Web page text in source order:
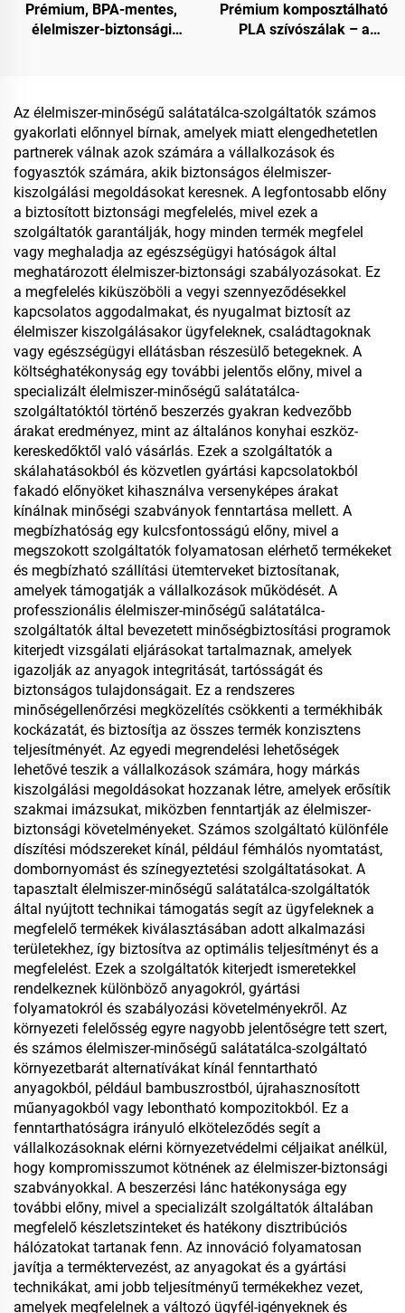
Prémium, BPA-mentes,
élelmiszer-biztonsági
élelmiszer-tárolásra
Prémium komposztálható
PLA szívószálak – a
Az élelmiszer-minőségű salátatálca-szolgáltatók számos
gyakorlati előnnyel bírnak, amelyek miatt elengedhetetlen
partnerek válnak azok számára a vállalkozások és
fogyasztók számára, akik biztonságos élelmiszer-
kiszolgálási megoldásokat keresnek. A legfontosabb előny
a biztosított biztonsági megfelelés, mivel ezek a
szolgáltatók garantálják, hogy minden termék megfelel
vagy meghaladja az egészségügyi hatóságok által
meghatározott élelmiszer-biztonsági szabályozásokat. Ez
a megfelelés kiküszöböli a vegyi szennyeződésekkel
kapcsolatos aggodalmakat, és nyugalmat biztosít az
élelmiszer kiszolgálásakor ügyfeleknek, családtagoknak
vagy egészségügyi ellátásban részesülő betegeknek. A
költséghatékonyság egy további jelentős előny, mivel a
specializált élelmiszer-minőségű salátatálca-
szolgáltatóktól történő beszerzés gyakran kedvezőbb
árakat eredményez, mint az általános konyhai eszköz-
kereskedőktől való vásárlás. Ezek a szolgáltatók a
skálahatásokból és közvetlen gyártási kapcsolatokból
fakadó előnyöket kihasználva versenyképes árakat
kínálnak minőségi szabványok fenntartása mellett. A
megbízhatóság egy kulcsfontosságú előny, mivel a
megszokott szolgáltatók folyamatosan elérhető termékeket
és megbízható szállítási ütemterveket biztosítanak,
amelyek támogatják a vállalkozások működését. A
professzionális élelmiszer-minőségű salátatálca-
szolgáltatók által bevezetett minőségbiztosítási programok
kiterjedt vizsgálati eljárásokat tartalmaznak, amelyek
igazolják az anyagok integritását, tartósságát és
biztonságos tulajdonságait. Ez a rendszeres
minőségellenőrzési megközelítés csökkenti a termékhibák
kockázatát, és biztosítja az összes termék konzisztens
teljesítményét. Az egyedi megrendelési lehetőségek
lehetővé teszik a vállalkozások számára, hogy márkás
kiszolgálási megoldásokat hozzanak létre, amelyek erősítik
szakmai imázsukat, miközben fenntartják az élelmiszer-
biztonsági követelményeket. Számos szolgáltató különféle
díszítési módszereket kínál, például fémhálós nyomtatást,
dombornyomást és színegyeztetési szolgáltatásokat. A
tapasztalt élelmiszer-minőségű salátatálca-szolgáltatók
által nyújtott technikai támogatás segít az ügyfeleknek a
megfelelő termékek kiválasztásában adott alkalmazási
területekhez, így biztosítva az optimális teljesítményt és a
megfelelést. Ezek a szolgáltatók kiterjedt ismeretekkel
rendelkeznek különböző anyagokról, gyártási
folyamatokról és szabályozási követelményekről. Az
környezeti felelősség egyre nagyobb jelentőségre tett szert,
és számos élelmiszer-minőségű salátatálca-szolgáltató
környezetbarát alternatívákat kínál fenntartható
anyagokból, például bambuszrostból, újrahasznosított
műanyagokból vagy lebontható kompozitokból. Ez a
fenntarthatóságra irányuló elköteleződés segít a
vállalkozásoknak elérni környezetvédelmi céljaikat anélkül,
hogy kompromisszumot kötnének az élelmiszer-biztonsági
szabványokkal. A beszerzési lánc hatékonysága egy
további előny, mivel a specializált szolgáltatók általában
megfelelő készletszinteket és hatékony disztribúciós
hálózatokat tartanak fenn. Az innováció folyamatosan
javítja a terméktervezést, az anyagokat és a gyártási
technikákat, ami jobb teljesítményű termékekhez vezet,
amelyek megfelelnek a változó ügyfél-igényeknek és